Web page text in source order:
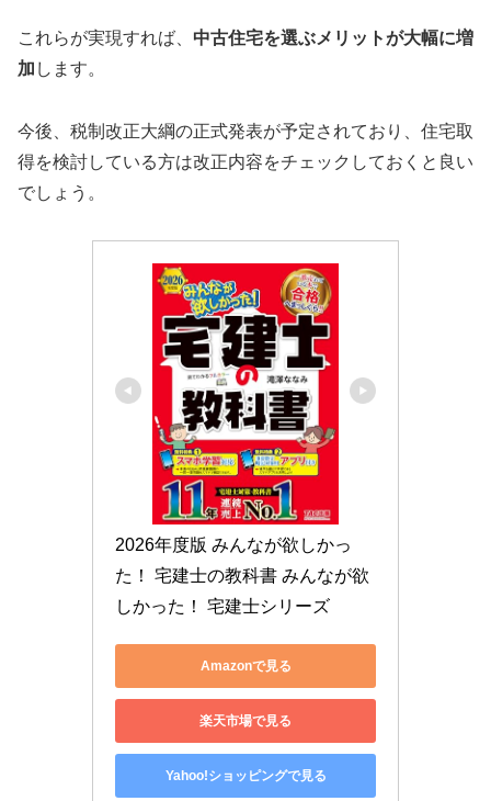
これらが実現すれば、 中古住宅を選ぶメリットが大幅に増
加 します。
今後、税制改正大綱の正式発表が予定されており、住宅取
得を検討している方は改正内容をチェックしておくと良い
でしょう。
2026年度版 みんなが欲しかっ
た！ 宅建士の教科書 みんなが欲
しかった！ 宅建士シリーズ
Amazonで見る
楽天市場で見る
Yahoo!ショッピングで見る